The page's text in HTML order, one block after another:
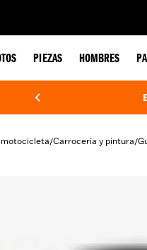
PIEZAS HOMBRES
motocicleta/Carrocería y pintura/